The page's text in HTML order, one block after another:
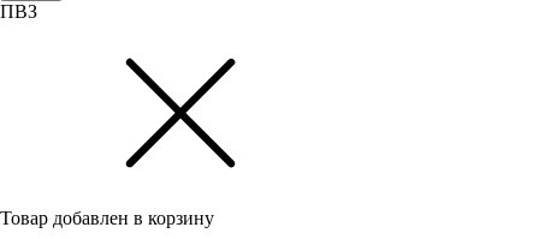
ПВЗ
Товар добавлен в корзину